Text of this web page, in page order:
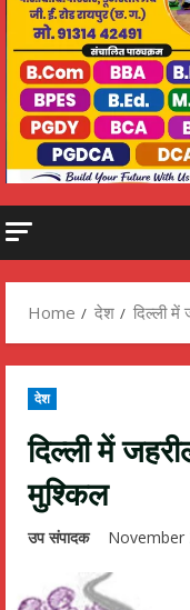
Home देश दिल्ली
देश
दिल्ली में
मुश्किल
उप संपादक November